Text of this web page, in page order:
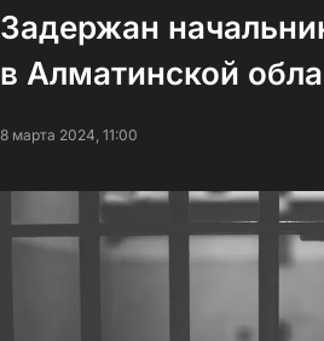
Задержан
в Алматинской
8 марта 2024, 11:00